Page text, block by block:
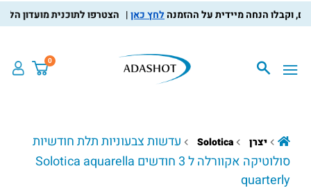
לחץ כאן הצטרפו לתוכנית מועדון
0
יצרן Solotica
עדשות צבעוניות תלת חודשיות
סולוטיקה אקוורלה ל 3 חודשים Solotica aquarella
quarterly